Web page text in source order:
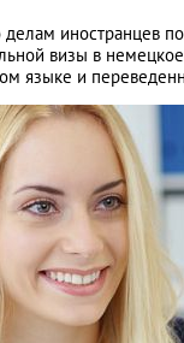
иностранцев
визы в
языке и